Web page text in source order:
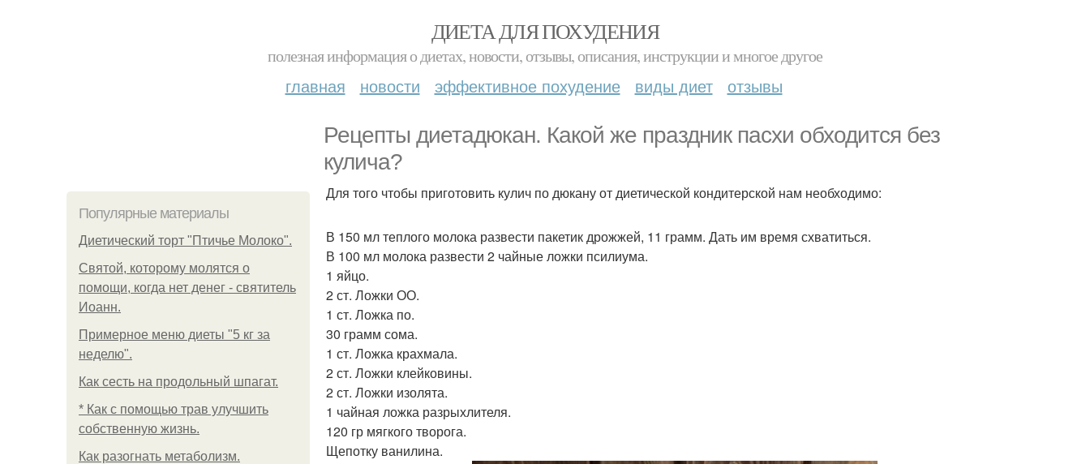
ДИЕТА ДЛЯ ПОХУДЕНИЯ
полезная информация о диетах, новости, отзывы, описания, инструкции и многое другое
главная новости эффективное похудение виды диет отзывы
Рецепты диетадюкан. Какой же праздник пасхи обходится без
кулича?
Популярные материалы
Диетический торт "Птичье Молоко".
Святой, которому молятся о
помощи, когда нет денег - святитель
Иоанн.
Примерное меню диеты "5 кг за
неделю".
Как сесть на продольный шпагат.
* Как с помощью трав улучшить
собственную жизнь.
Как разогнать метаболизм.
Для того чтобы приготовить кулич по дюкану от диетической кондитерской нам необходимо:
В 150 мл теплого молока развести пакетик дрожжей, 11 грамм. Дать им время схватиться.
В 100 мл молока развести 2 чайные ложки псилиума.
1 яйцо.
2 ст. Ложки ОО.
1 ст. Ложка по.
30 грамм сома.
1 ст. Ложка крахмала.
2 ст. Ложки клейковины.
2 ст. Ложки изолята.
1 чайная ложка разрыхлителя.
120 гр мягкого творога.
Щепотку ванилина.